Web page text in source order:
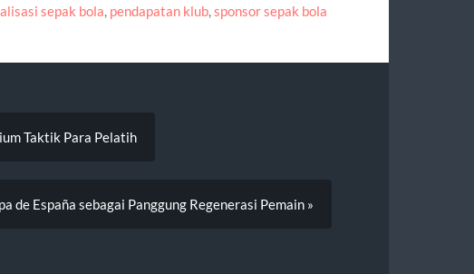
sepak bola, pendapatan klub,sponsor sepak bola
Taktik Para Pelatih
de España sebagai Panggung Regenerasi Pemain »